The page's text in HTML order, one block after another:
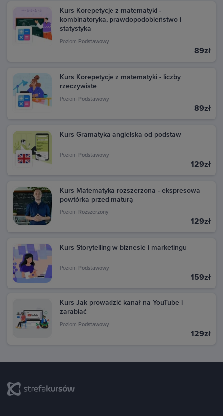
Kurs Korepetycje z matematyki -
kombinatoryka, prawdopodobieństwo i
statystyka
Poziom Podstawowy
89zł
Kurs Korepetycje z matematyki - liczby
rzeczywiste
Poziom Podstawowy
89zł
Kurs Gramatyka angielska od podstaw
Poziom Podstawowy
129zł
Kurs Matematyka rozszerzona - ekspresowa
powtórka przed maturą
Poziom Rozszerzony
129zł
Kurs Storytelling w biznesie i marketingu
Poziom Podstawowy
159zł
Kurs Jak prowadzić kanał na YouTube i
zarabiać
Poziom Podstawowy
129zł